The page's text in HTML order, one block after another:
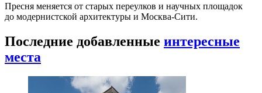
Пресня меняется от старых переулков и научных площадок
до модернистской архитектуры и Москва-Сити.
Последние добавленные интересные
места